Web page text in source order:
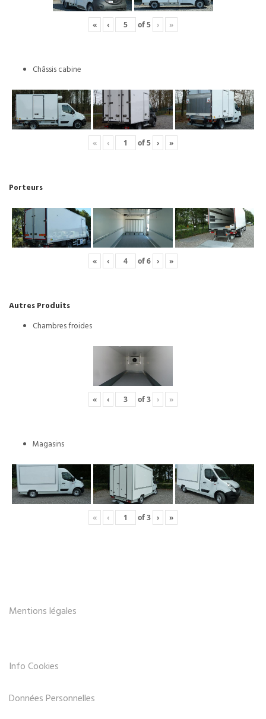
« ‹ of5 › »
Châssis cabine
« ‹ of5 › »
Porteurs
« ‹ of6 › »
Autres Produits
Chambres froides
« ‹ of3 › »
Magasins
« ‹ of3 › »
Mentions légales
Info Cookies
Données Personnelles